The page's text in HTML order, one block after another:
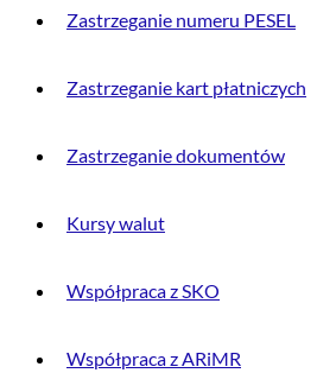
Zastrzeganie numeru PESEL
Zastrzeganie kart płatniczych
Zastrzeganie dokumentów
Kursy walut
Współpraca z SKO
Współpraca z ARiMR